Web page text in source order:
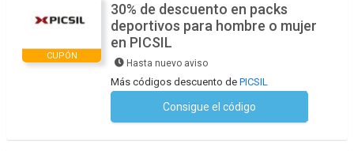
CUPÓN
30% de descuento en packs
deportivos para hombre o mujer
en PICSIL
Hasta nuevo aviso
Más códigos descuento de PICSIL
Consigue el código